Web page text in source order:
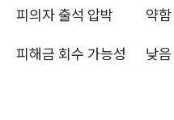
피의자 출석 압박 약함
피해금 회수 가능성 낮음